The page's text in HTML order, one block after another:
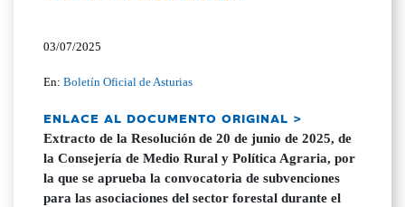
03/07/2025
En:Boletín Oficial de Asturias
ENLACE AL DOCUMENTO ORIGINAL >
Extracto de la Resolución de 20 de junio de 2025, de
la Consejería de Medio Rural y Política Agraria, por
la que se aprueba la convocatoria de subvenciones
para las asociaciones del sector forestal durante el